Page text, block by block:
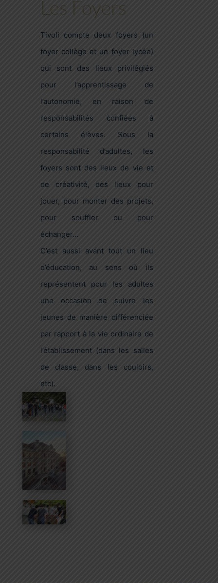
Les Foyers
Tivoli compte deux foyers (un
foyer collège et un foyer lycée)
qui sont des lieux privilégiés
pour l’apprentissage de
l’autonomie, en raison de
responsabilités confiées à
certains élèves. Sous la
responsabilité d’adultes, les
foyers sont des lieux de vie et
de créativité, des lieux pour
jouer, pour monter des projets,
pour souffler ou pour
échanger…
C’est aussi avant tout un lieu
d’éducation, au sens où ils
représentent pour les adultes
une occasion de suivre les
jeunes de manière différenciée
par rapport à la vie ordinaire de
l’établissement (dans les salles
de classe, dans les couloirs,
etc).